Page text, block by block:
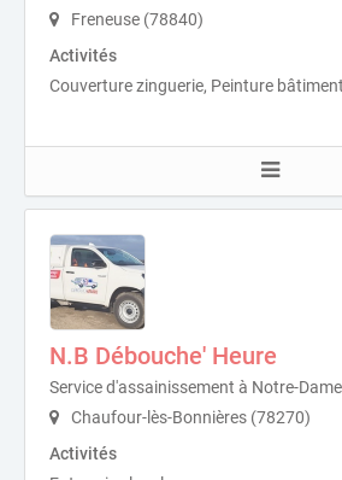
Freneuse (78840)
Activités
Couverture zinguerie, Peinture
N.B Débouche' Heure
Service d'assainissement à Notre-
Chaufour-lès-Bonnières (78270)
Activités